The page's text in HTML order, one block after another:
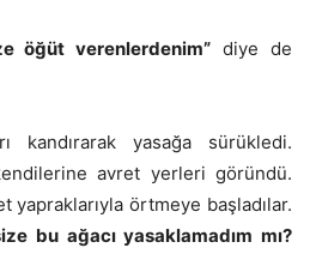
öğüt verenlerdenim” diye de
kandırarak yasağa sürükledi.
avret yerleri göründü.
yapraklarıyla örtmeye başladılar.
bu ağacı yasaklamadım mı?